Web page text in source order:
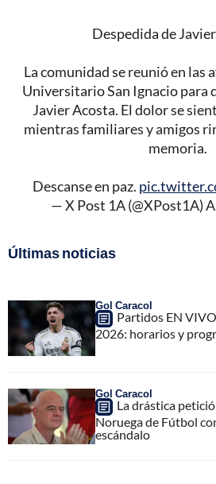
Despedida de
La comunidad se reunió en las
Universitario San Ignacio para
Javier Acosta. El dolor se
mientras familiares y amigos
memoria.
Descanse en paz.
— X Post 1A (@XPost1A)
Últimas noticias
Gol Caracol
Partidos EN
2026: horarios y
Gol Caracol
La drástica
Noruega de Fútbol
escándalo